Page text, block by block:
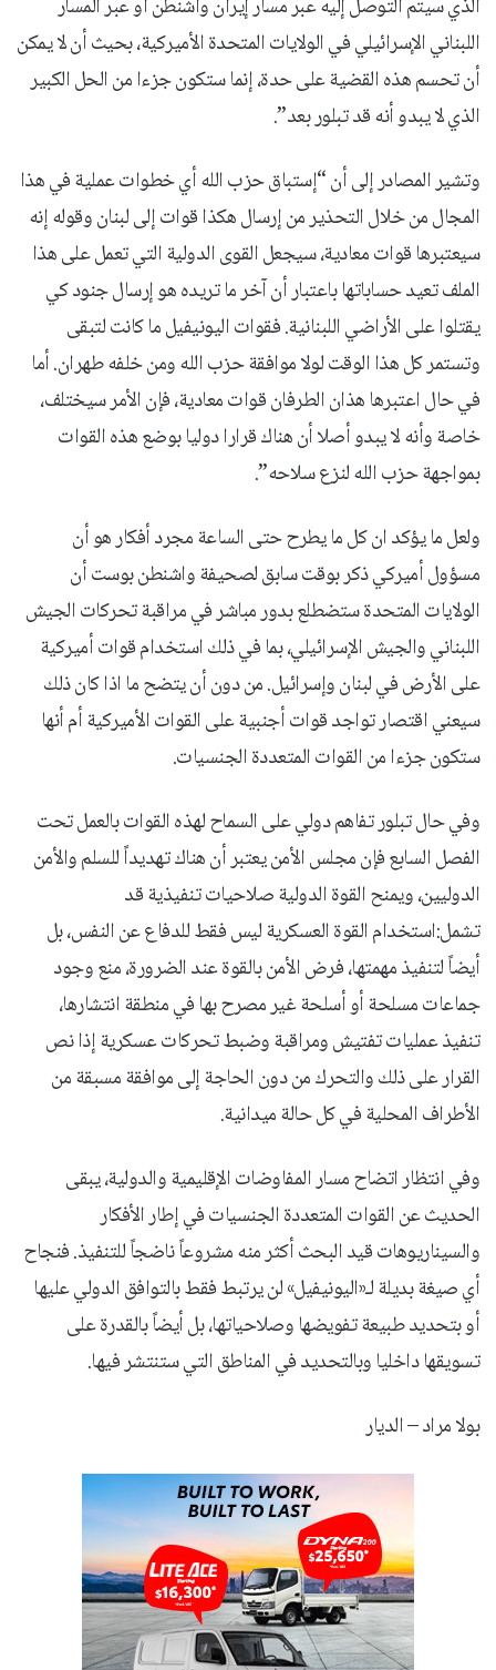
الذي سيتم التوصل إليه عبر مسار إيران واشنطن أو عبر المسار
اللبناني الإسرائيلي في الولايات المتحدة الأميركية، بحيث أن لا يمكن
أن تحسم هذه القضية على حدة، إنما ستكون جزءا من الحل الكبير
الذي لا يبدو أنه قد تبلور بعد”.
وتشير المصادر إلى أن “إستباق حزب الله أي خطوات عملية في هذا
المجال من خلال التحذير من إرسال هكذا قوات إلى لبنان وقوله إنه
سيعتبرها قوات معادية، سيجعل القوى الدولية التي تعمل على هذا
الملف تعيد حساباتها باعتبار أن آخر ما تريده هو إرسال جنود كي
يقتلوا على الأراضي اللبنانية. فقوات اليونيفيل ما كانت لتبقى
وتستمر كل هذا الوقت لولا موافقة حزب الله ومن خلفه طهران. أما
في حال اعتبرها هذان الطرفان قوات معادية، فإن الأمر سيختلف،
خاصة وأنه لا يبدو أصلا أن هناك قرارا دوليا بوضع هذه القوات
بمواجهة حزب الله لنزع سلاحه”.
ولعل ما يؤكد ان كل ما يطرح حتى الساعة مجرد أفكار هو أن
مسؤول أميركي ذكر بوقت سابق لصحيفة واشنطن بوست أن
الولايات المتحدة ستضطلع بدور مباشر في مراقبة تحركات الجيش
اللبناني والجيش الإسرائيلي، بما في ذلك استخدام قوات أميركية
على الأرض في لبنان وإسرائيل. من دون أن يتضح ما اذا كان ذلك
سيعني اقتصار تواجد قوات أجنبية على القوات الأميركية أم أنها
ستكون جزءا من القوات المتعددة الجنسيات.
وفي حال تبلور تفاهم دولي على السماح لهذه القوات بالعمل تحت
الفصل السابع فإن مجلس الأمن يعتبر أن هناك تهديداً للسلم والأمن
الدوليين، ويمنح القوة الدولية صلاحيات تنفيذية قد
تشمل:استخدام القوة العسكرية ليس فقط للدفاع عن النفس، بل
أيضاً لتنفيذ مهمتها، فرض الأمن بالقوة عند الضرورة، منع وجود
جماعات مسلحة أو أسلحة غير مصرح بها في منطقة انتشارها،
تنفيذ عمليات تفتيش ومراقبة وضبط تحركات عسكرية إذا نص
القرار على ذلك والتحرك من دون الحاجة إلى موافقة مسبقة من
الأطراف المحلية في كل حالة ميدانية.
وفي انتظار اتضاح مسار المفاوضات الإقليمية والدولية، يبقى
الحديث عن القوات المتعددة الجنسيات في إطار الأفكار
والسيناريوهات قيد البحث أكثر منه مشروعاً ناضجاً للتنفيذ. فنجاح
أي صيغة بديلة لـ«اليونيفيل» لن يرتبط فقط بالتوافق الدولي عليها
أو بتحديد طبيعة تفويضها وصلاحياتها، بل أيضاً بالقدرة على
تسويقها داخليا وبالتحديد في المناطق التي ستنتشر فيها.
بولا مراد – الديار